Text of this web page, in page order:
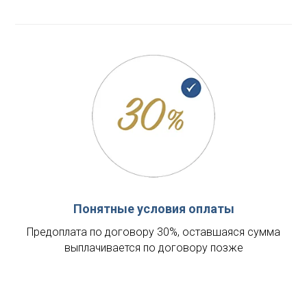
Понятные условия оплаты
Предоплата по договору 30%, оставшаяся сумма
выплачивается по договору позже